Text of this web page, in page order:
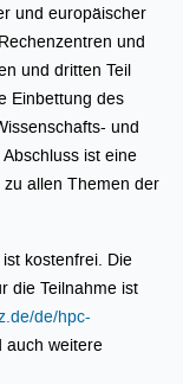
und europäischer
und
und dritten Teil
Einbettung des
und
ist eine
allen Themen der
kostenfrei. Die
die Teilnahme ist
de/hpc-
auch weitere